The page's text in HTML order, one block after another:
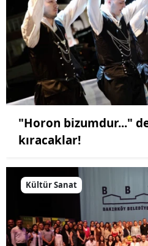
"Horon bizumdur..."
kıracaklar!
Kültür Sanat